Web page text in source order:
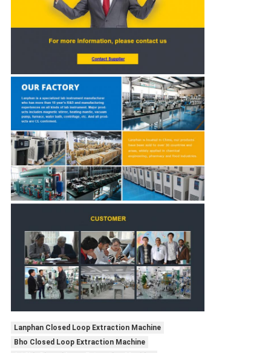
Lanphan Closed Loop Extraction Machine
Bho Closed Loop Extraction Machine